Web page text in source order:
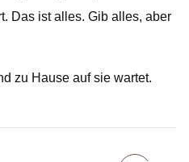
Das ist alles. Gib alles, aber
zu Hause auf sie wartet.